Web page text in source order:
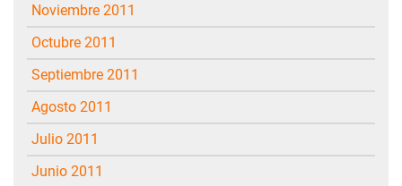
noviembre 2011
octubre 2011
septiembre 2011
agosto 2011
julio 2011
junio 2011